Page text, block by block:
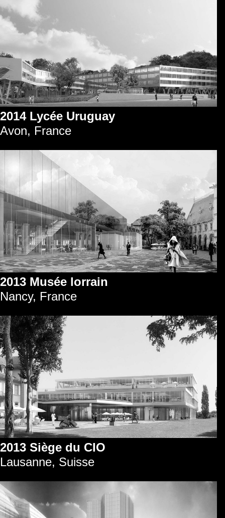
2014 Lycée Uruguay
Avon, France
2013 Musée lorrain
Nancy, France
2013 Siège du CIO
Lausanne, Suisse